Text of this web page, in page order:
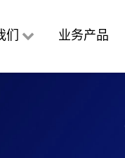
们 业务产品